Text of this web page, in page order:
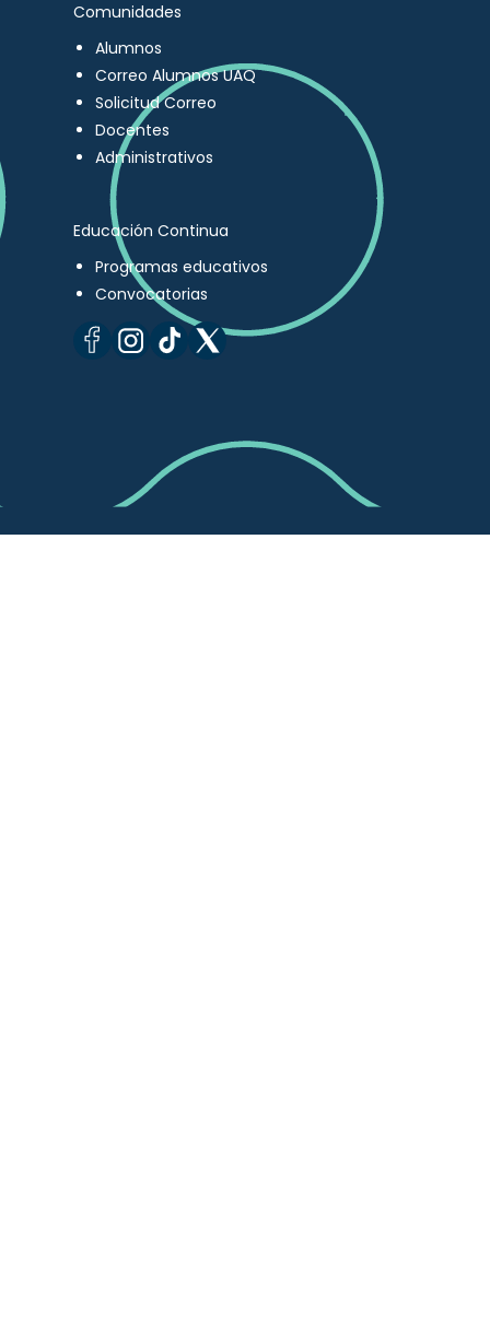
Comunidades
Alumnos
Correo Alumnos UAQ
Solicitud Correo
Docentes
Administrativos
Educación Continua
Programas educativos
Convocatorias